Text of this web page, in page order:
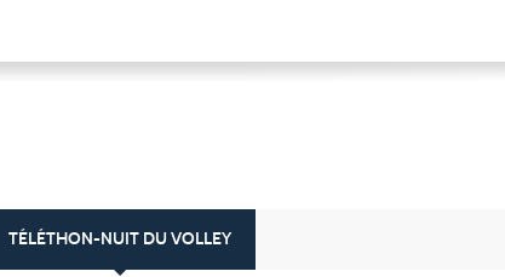
TÉLÉTHON-NUIT DU VOLLEY